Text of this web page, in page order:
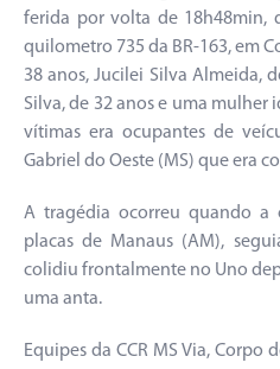
ferida por volta de 18h48min,
quilometro 735 da BR-163, em
38 anos, Jucilei Silva Almeida,
Silva, de 32 anos e uma mulher
vítimas era ocupantes de
Gabriel do Oeste (MS) que era
A tragédia ocorreu quando a
placas de Manaus (AM),
colidiu frontalmente no Uno
uma anta.
Equipes da CCR MS Via, Corpo